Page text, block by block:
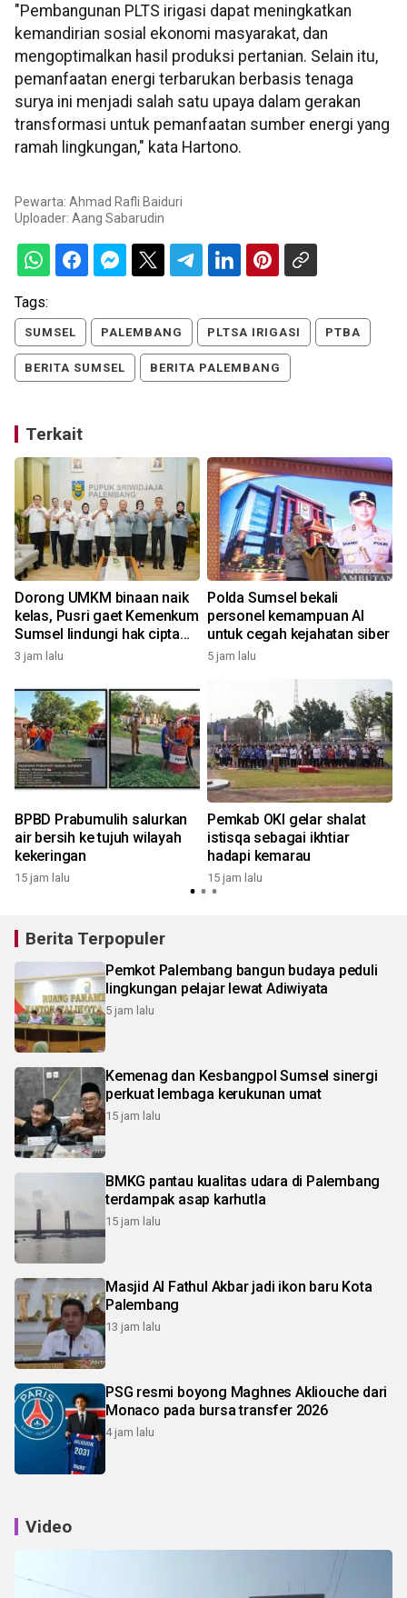
"Pembangunan PLTS irigasi dapat meningkatkan
kemandirian sosial ekonomi masyarakat, dan
mengoptimalkan hasil produksi pertanian. Selain itu,
pemanfaatan energi terbarukan berbasis tenaga
surya ini menjadi salah satu upaya dalam gerakan
transformasi untuk pemanfaatan sumber energi yang
ramah lingkungan," kata Hartono.
Pewarta: Ahmad Rafli Baiduri
Uploader: Aang Sabarudin
Tags:
SUMSEL PALEMBANG PLTSA IRIGASI PTBA
BERITA SUMSEL BERITA PALEMBANG
Terkait
Dorong UMKM binaan naik
kelas, Pusri gaet Kemenkum
Sumsel lindungi hak cipta
dan merek
3 jam lalu
Polda Sumsel bekali
personel kemampuan AI
untuk cegah kejahatan siber
5 jam lalu
BPBD Prabumulih salurkan
air bersih ke tujuh wilayah
kekeringan
15 jam lalu
Pemkab OKI gelar shalat
istisqa sebagai ikhtiar
hadapi kemarau
15 jam lalu
Berita Terpopuler
Pemkot Palembang bangun budaya peduli
lingkungan pelajar lewat Adiwiyata
5 jam lalu
Kemenag dan Kesbangpol Sumsel sinergi
perkuat lembaga kerukunan umat
15 jam lalu
BMKG pantau kualitas udara di Palembang
terdampak asap karhutla
15 jam lalu
Masjid Al Fathul Akbar jadi ikon baru Kota
Palembang
13 jam lalu
PSG resmi boyong Maghnes Akliouche dari
Monaco pada bursa transfer 2026
4 jam lalu
Video